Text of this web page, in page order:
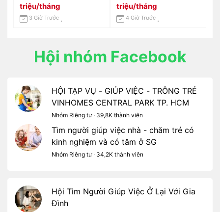
Cô Giúp Việc Nhà (bao
Ăn Ở)
triệu/tháng
3 Giờ Trước
Chuyên Giúp Việc Nhà
Lương 13 Triệu Bao Ăn
Ở Ở Thảo Điền Quận 2
triệu/tháng
4 Giờ Trước
Hội nhóm Facebook
HỘI TẠP VỤ - GIÚP VIỆC - TRÔNG TRẺ
VINHOMES CENTRAL PARK TP. HCM
Nhóm Riêng tư · 39,8K thành viên
Tìm người giúp việc nhà - chăm trẻ có
kinh nghiệm và có tâm ở SG
Nhóm Riêng tư · 34,2K thành viên
Hội Tìm Người Giúp Việc Ở Lại Với Gia
Đình